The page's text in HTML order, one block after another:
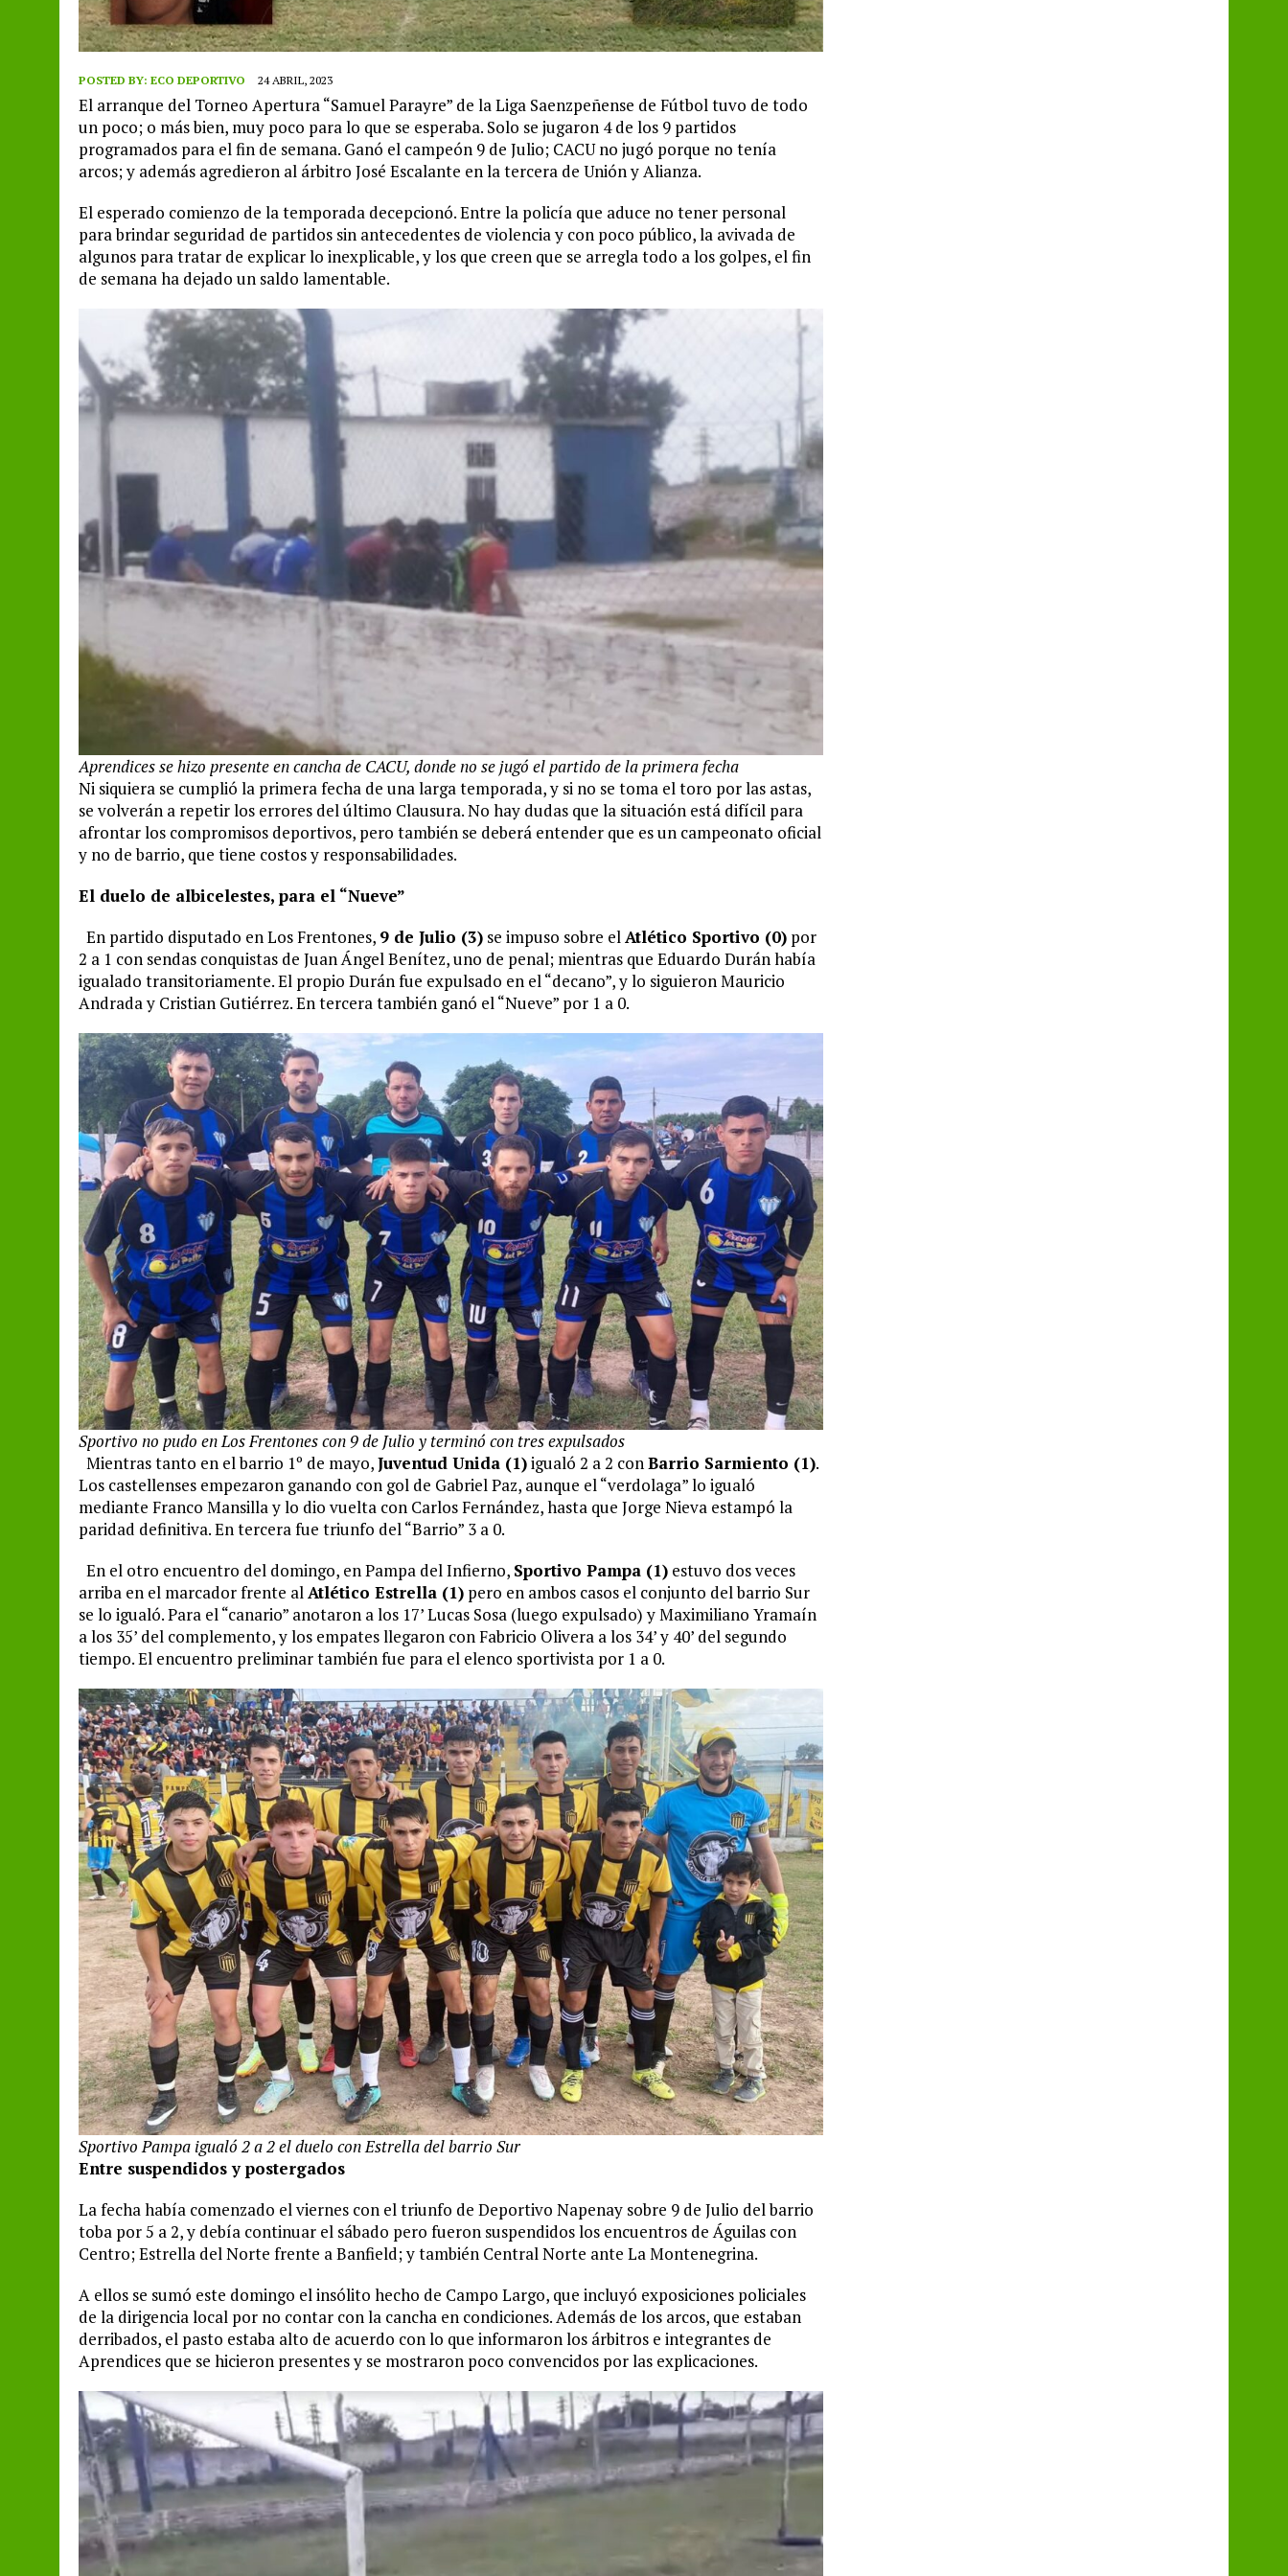
POSTED BY: ECO DEPORTIVO 24 ABRIL, 2023
El arranque del Torneo Apertura “Samuel Parayre” de la Liga Saenzpeñense de Fútbol tuvo de todo
un poco; o más bien, muy poco para lo que se esperaba. Solo se jugaron 4 de los 9 partidos
programados para el fin de semana. Ganó el campeón 9 de Julio; CACU no jugó porque no tenía
arcos; y además agredieron al árbitro José Escalante en la tercera de Unión y Alianza.
El esperado comienzo de la temporada decepcionó. Entre la policía que aduce no tener personal
para brindar seguridad de partidos sin antecedentes de violencia y con poco público, la avivada de
algunos para tratar de explicar lo inexplicable, y los que creen que se arregla todo a los golpes, el fin
de semana ha dejado un saldo lamentable.
Aprendices se hizo presente en cancha de CACU, donde no se jugó el partido de la primera fecha
Ni siquiera se cumplió la primera fecha de una larga temporada, y si no se toma el toro por las astas,
se volverán a repetir los errores del último Clausura. No hay dudas que la situación está difícil para
afrontar los compromisos deportivos, pero también se deberá entender que es un campeonato oficial
y no de barrio, que tiene costos y responsabilidades.
El duelo de albicelestes, para el “Nueve”
En partido disputado en Los Frentones, 9 de Julio (3) se impuso sobre elAtlético Sportivo (0) por
2 a 1 con sendas conquistas de Juan Ángel Benítez, uno de penal; mientras que Eduardo Durán había
igualado transitoriamente. El propio Durán fue expulsado en el “decano”, y lo siguieron Mauricio
Andrada y Cristian Gutiérrez. En tercera también ganó el “Nueve” por 1 a 0.
Sportivo no pudo en Los Frentones con 9 de Julio y terminó con tres expulsados
Mientras tanto en el barrio 1º de mayo,Juventud Unida (1)igualó 2 a 2 conBarrio Sarmiento (1).
Los castellenses empezaron ganando con gol de Gabriel Paz, aunque el “verdolaga” lo igualó
mediante Franco Mansilla y lo dio vuelta con Carlos Fernández, hasta que Jorge Nieva estampó la
paridad definitiva. En tercera fue triunfo del “Barrio” 3 a 0.
En el otro encuentro del domingo, en Pampa del Infierno, Sportivo Pampa (1) estuvo dos veces
arriba en el marcador frente alAtlético Estrella (1) pero en ambos casos el conjunto del barrio Sur
se lo igualó. Para el “canario” anotaron a los 17’ Lucas Sosa (luego expulsado) y Maximiliano Yramaín
a los 35’ del complemento, y los empates llegaron con Fabricio Olivera a los 34’ y 40’ del segundo
tiempo. El encuentro preliminar también fue para el elenco sportivista por 1 a 0.
Sportivo Pampa igualó 2 a 2 el duelo con Estrella del barrio Sur
Entre suspendidos y postergados
La fecha había comenzado el viernes con el triunfo de Deportivo Napenay sobre 9 de Julio del barrio
toba por 5 a 2, y debía continuar el sábado pero fueron suspendidos los encuentros de Águilas con
Centro; Estrella del Norte frente a Banfield; y también Central Norte ante La Montenegrina.
A ellos se sumó este domingo el insólito hecho de Campo Largo, que incluyó exposiciones policiales
de la dirigencia local por no contar con la cancha en condiciones. Además de los arcos, que estaban
derribados, el pasto estaba alto de acuerdo con lo que informaron los árbitros e integrantes de
Aprendices que se hicieron presentes y se mostraron poco convencidos por las explicaciones.